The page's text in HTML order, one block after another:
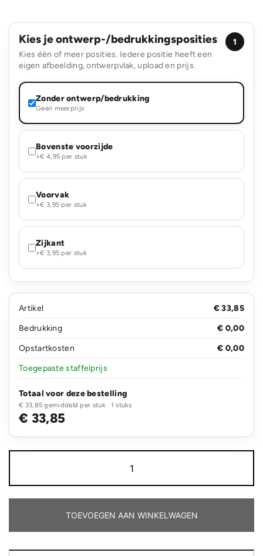
Kies je ontwerp-/bedrukkingsposities
Kies één of meer posities. Iedere positie heeft een
eigen afbeelding, ontwerpvlak, upload en prijs.
1
Zonder ontwerp/bedrukking
Geen meerprijs
Bovenste voorzijde
+€ 4,95 per stuk
Voorvak
+€ 3,95 per stuk
Zijkant
+€ 3,95 per stuk
Artikel
€ 33,85
Bedrukking
€ 0,00
Opstartkosten
€ 0,00
Toegepaste staffelprijs
Totaal voor deze bestelling
€ 33,85 gemiddeld per stuk · 1 stuks
€ 33,85
Peak
Leonard
15,6
laptop
TOEVOEGEN AAN WINKELWAGEN